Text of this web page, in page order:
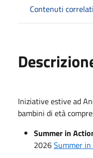
Contenuti correlati
Iniziative estive ad
bambini di età
Summer in
2026Summer